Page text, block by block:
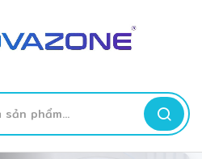
TÌM
KIẾM